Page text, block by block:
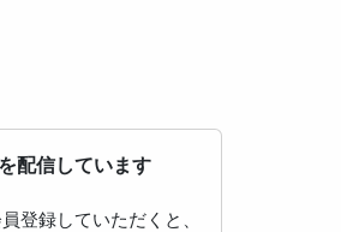
配信しています
登録していただくと、